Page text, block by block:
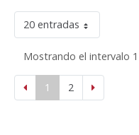
20 entradas
Mostrando el intervalo
1 2